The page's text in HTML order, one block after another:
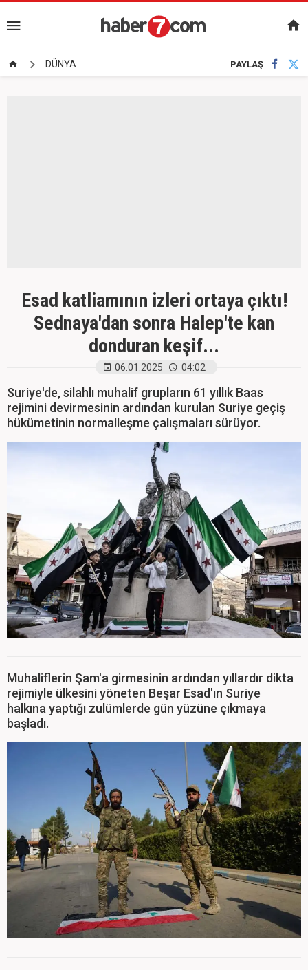
DÜNYA PAYLAŞ
Esad katliamının izleri ortaya çıktı!
Sednaya'dan sonra Halep'te kan
donduran keşif...
06.01.2025 04:02
Suriye'de, silahlı muhalif grupların 61 yıllık Baas
rejimini devirmesinin ardından kurulan Suriye geçiş
hükümetinin normalleşme çalışmaları sürüyor.
Muhaliflerin Şam'a girmesinin ardından yıllardır dikta
rejimiyle ülkesini yöneten Beşar Esad'ın Suriye
halkına yaptığı zulümlerde gün yüzüne çıkmaya
başladı.